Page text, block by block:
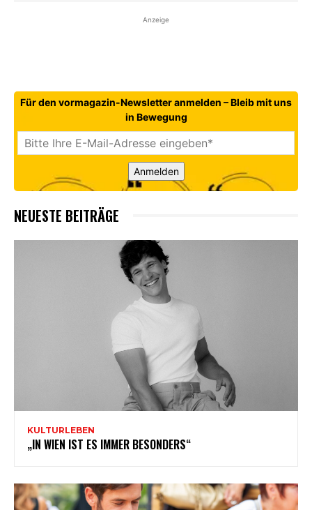
Anzeige
Für den vormagazin-Newsletter anmelden – Bleib mit uns
in Bewegung
Anmelden
NEUESTE BEITRÄGE
KULTURLEBEN
„IN WIEN IST ES IMMER BESONDERS“